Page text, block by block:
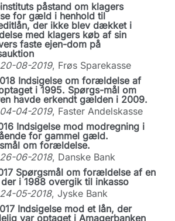
påstand om klagers
for gæld i henhold til
der ikke blev dækket i
med klagers køb af sin
faste ejen-dom på
08-2019, Frøs Sparekasse
Indsigelse om forældelse af
i 1995. Spørgs-mål om
havde erkendt gælden i 2009.
04-2019, Faster Andelskasse
Indsigelse mod modregning i
for gammel gæld.
om forældelse.
06-2018, Danske Bank
Spørgsmål om forældelse af en
i 1988 overgik til inkasso
05-2018, Jyske Bank
Indsigelse mod et lån, der
var optaget i Amagerbanken